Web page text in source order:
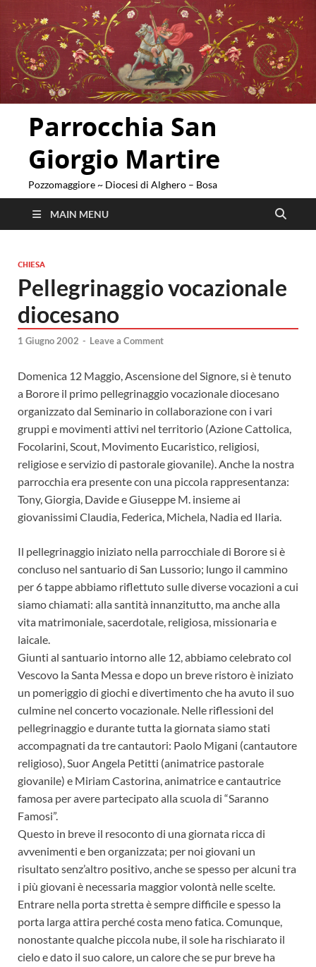
Parrocchia San
Giorgio Martire
Pozzomaggiore ~ Diocesi di Alghero – Bosa
MAIN MENU
CHIESA
Pellegrinaggio vocazionale
diocesano
1 Giugno 2002 - Leave a Comment
Domenica 12 Maggio, Ascensione del Signore, si è tenuto
a Borore il primo pellegrinaggio vocazionale diocesano
organizzato dal Seminario in collaborazione con i vari
gruppi e movimenti attivi nel territorio (Azione Cattolica,
Focolarini, Scout, Movimento Eucaristico, religiosi,
religiose e servizio di pastorale giovanile). Anche la nostra
parrocchia era presente con una piccola rappresentanza:
Tony, Giorgia, Davide e Giuseppe M. insieme ai
giovanissimi Claudia, Federica, Michela, Nadia ed Ilaria.
Il pellegrinaggio iniziato nella parrocchiale di Borore si è
concluso nel santuario di San Lussorio; lungo il cammino
per 6 tappe abbiamo riflettuto sulle diverse vocazioni a cui
siamo chiamati: alla santità innanzitutto, ma anche alla
vita matrimoniale, sacerdotale, religiosa, missionaria e
laicale.
Giunti al santuario intorno alle 12, abbiamo celebrato col
Vescovo la Santa Messa e dopo un breve ristoro è iniziato
un pomeriggio di giochi e divertimento che ha avuto il suo
culmine nel concerto vocazionale. Nelle riflessioni del
pellegrinaggio e durante tutta la giornata siamo stati
accompagnati da tre cantautori: Paolo Migani (cantautore
religioso), Suor Angela Petitti (animatrice pastorale
giovanile) e Miriam Castorina, animatrice e cantautrice
famosa per avere partecipato alla scuola di “Saranno
Famosi”.
Questo in breve il resoconto di una giornata ricca di
avvenimenti e ben organizzata; per noi giovani un
risultato senz’altro positivo, anche se spesso per alcuni tra
i più giovani è necessaria maggior volontà nelle scelte.
Entrare nella porta stretta è sempre difficile e spesso la
porta larga attira perché costa meno fatica. Comunque,
nonostante qualche piccola nube, il sole ha rischiarato il
cielo e dato il suo calore, un calore che se pur breve ha